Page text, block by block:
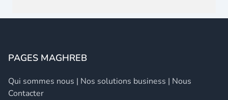
PAGES MAGHREB
Qui sommes nous | Nos solutions business | Nous
Contacter